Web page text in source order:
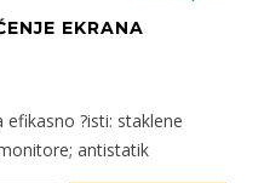
EKRANA
?isti: staklene
antistatik